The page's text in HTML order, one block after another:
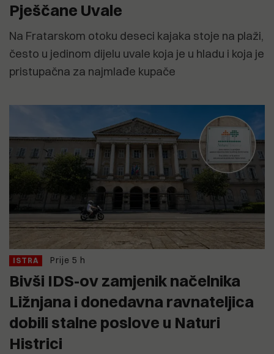
Pješčane Uvale
Na Fratarskom otoku deseci kajaka stoje na plaži,
često u jedinom dijelu uvale koja je u hladu i koja je
pristupačna za najmlađe kupače
ISTRA Prije 5 h
Bivši IDS-ov zamjenik načelnika
Ližnjana i donedavna ravnateljica
dobili stalne poslove u Naturi
Histrici